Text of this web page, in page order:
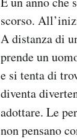
scorso.
A distanza di
prende un
e si tenta di
diventa
adottare. Le
non pensano